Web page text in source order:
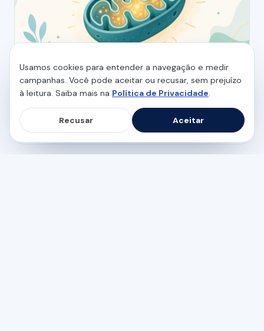
EMAGRECIMENTO E METABOLISMO
Função mitocondrial: o que é, sinais
de que está baixa e como melhorar
5 min de leitura
Usamos cookies para entender a navegação e medir
campanhas. Você pode aceitar ou recusar, sem prejuízo
à leitura. Saiba mais na Política de Privacidade.
Recusar Aceitar